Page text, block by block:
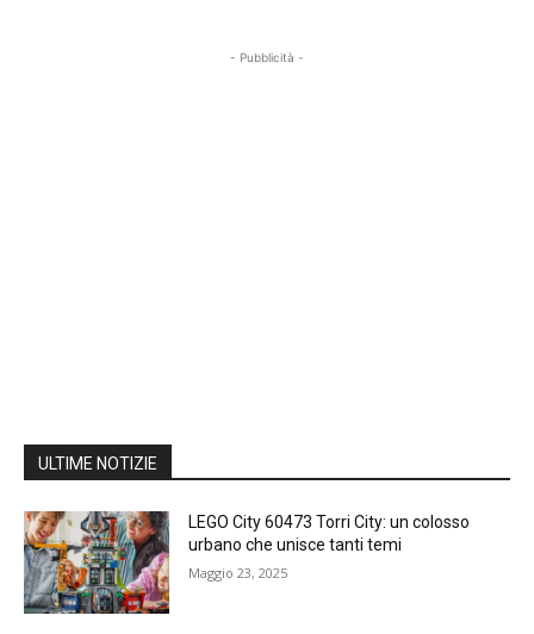
- Pubblicità -
ULTIME NOTIZIE
LEGO City 60473 Torri City: un colosso
urbano che unisce tanti temi
Maggio 23, 2025